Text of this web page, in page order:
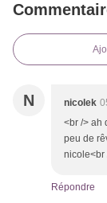
N nicolek
<br /> ah
peu de
nicole<br
Répondre